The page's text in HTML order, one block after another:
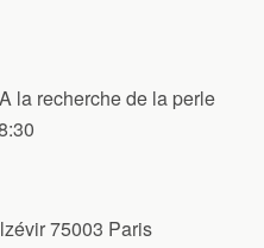
la recherche de la perle
75003 Paris